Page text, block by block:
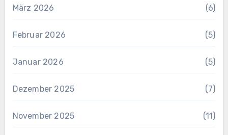
März 2026 (6)
Februar 2026 (5)
Januar 2026 (5)
Dezember 2025 (7)
November 2025 (11)